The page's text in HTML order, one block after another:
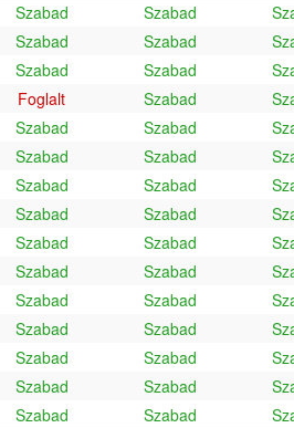
Szabad Szabad
Szabad Szabad
Szabad Szabad
Foglalt Szabad
Szabad Szabad
Szabad Szabad
Szabad Szabad
Szabad Szabad
Szabad Szabad
Szabad Szabad
Szabad Szabad
Szabad Szabad
Szabad Szabad
Szabad Szabad
Szabad Szabad